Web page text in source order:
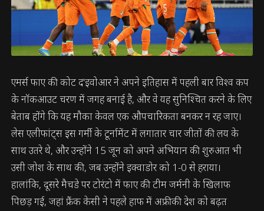
एमर्स फाए की कोट द'इवोआर ने अपने इतिहास में पहली बार विश्व कप
के नॉकआउट चरण में जगह बनाई है, और वे यह सुनिश्चित करने के लिए
बेताब होंगे कि यह मौका केवल एक औपचारिकता बनकर न रह जाए।
लेस एलीफांट्स इस गर्मी के टूर्नामेंट में लगातार चार जीतों की लय के
साथ उतरे थे, और उन्होंने 15 जून को अपने अभियान की शुरुआत भी
उसी जोश के साथ की, जब उन्होंने इक्वाडोर को 1-0 से हराया।
हालांकि, दूसरे मैचडे पर टोरंटो में फाए की टीम जर्मनी के खिलाफ
पिछड़ गई, जहां फ्रैंक केसी ने पहले हाफ में अफ्रीकी देश को बढ़त